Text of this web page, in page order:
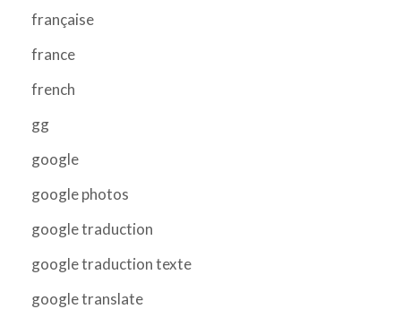
française
france
french
gg
google
google photos
google traduction
google traduction texte
google translate